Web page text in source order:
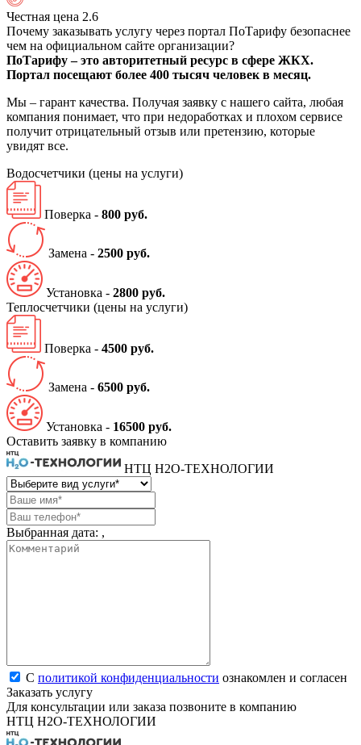
Честная цена 2.6
Почему заказывать услугу через портал ПоТарифу безопаснее
чем на официальном сайте организации?
ПоТарифу – это авторитетный ресурс в сфере ЖКХ.
Портал посещают более 400 тысяч человек в месяц.
Мы – гарант качества. Получая заявку с нашего сайта, любая
компания понимает, что при недоработках и плохом сервисе
получит отрицательный отзыв или претензию, которые
увидят все.
Водосчетчики (цены на услуги)
Поверка - 800 руб.
Замена - 2500 руб.
Установка - 2800 руб.
Теплосчетчики (цены на услуги)
Поверка - 4500 руб.
Замена - 6500 руб.
Установка - 16500 руб.
Оставить заявку в компанию
НТЦ Н2О-ТЕХНОЛОГИИ
Выбранная дата: ,
С политикой конфиденциальности ознакомлен и согласен
Заказать услугу
Для консультации или заказа позвоните в компанию
НТЦ Н2О-ТЕХНОЛОГИИ